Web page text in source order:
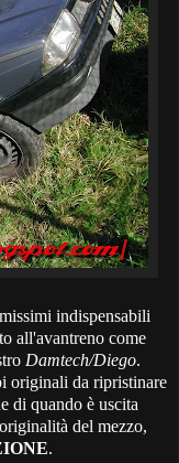
indispensabili
all'avantreno come
Damtech/Diego.
originali da ripristinare
di quando è uscita
del mezzo,
.